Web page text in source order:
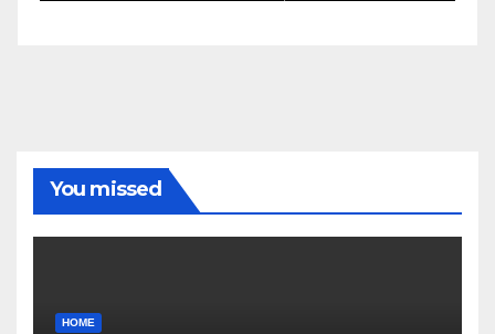
You missed
HOME